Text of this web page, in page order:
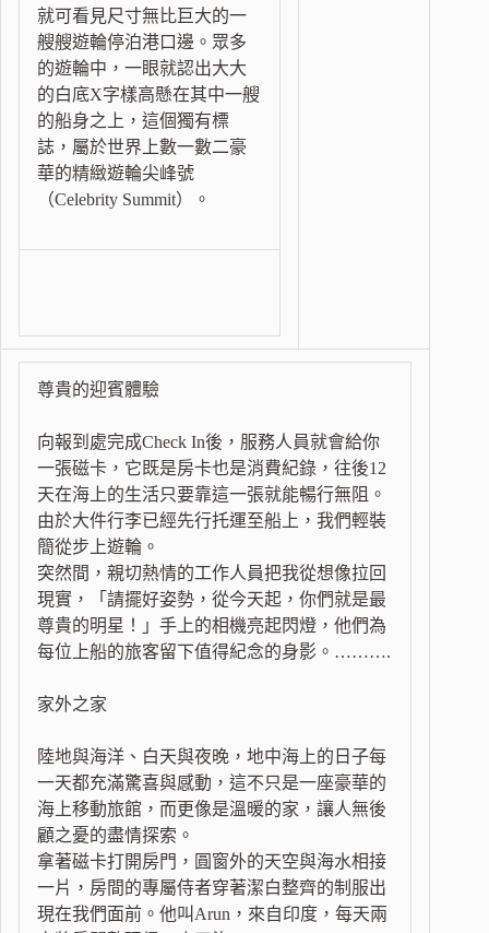
就可看見尺寸無比巨大的一
艘艘遊輪停泊港口邊。眾多
的遊輪中，一眼就認出大大
的白底X字樣高懸在其中一艘
的船身之上，這個獨有標
誌，屬於世界上數一數二豪
華的精緻遊輪尖峰號
（Celebrity Summit）。
尊貴的迎賓體驗
向報到處完成Check In後，服務人員就會給你
一張磁卡，它既是房卡也是消費紀錄，往後12
天在海上的生活只要靠這一張就能暢行無阻。
由於大件行李已經先行托運至船上，我們輕裝
簡從步上遊輪。
突然間，親切熱情的工作人員把我從想像拉回
現實，「請擺好姿勢，從今天起，你們就是最
尊貴的明星！」手上的相機亮起閃燈，他們為
每位上船的旅客留下值得紀念的身影。……….
家外之家
陸地與海洋、白天與夜晚，地中海上的日子每
一天都充滿驚喜與感動，這不只是一座豪華的
海上移動旅館，而更像是溫暖的家，讓人無後
顧之憂的盡情探索。
拿著磁卡打開房門，圓窗外的天空與海水相接
一片，房間的專屬侍者穿著潔白整齊的制服出
現在我們面前。他叫Arun，來自印度，每天兩